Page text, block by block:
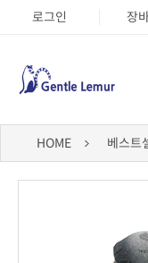
로그인 장
HOME 베스트